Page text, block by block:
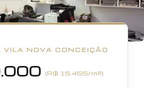
fotosNOVA CONCEIÇÃO
(R$ 15.455/m²)